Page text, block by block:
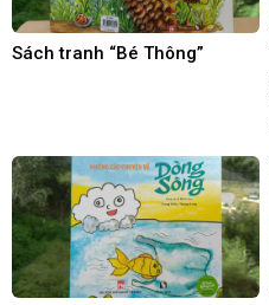
Sách tranh “Bé Thông”